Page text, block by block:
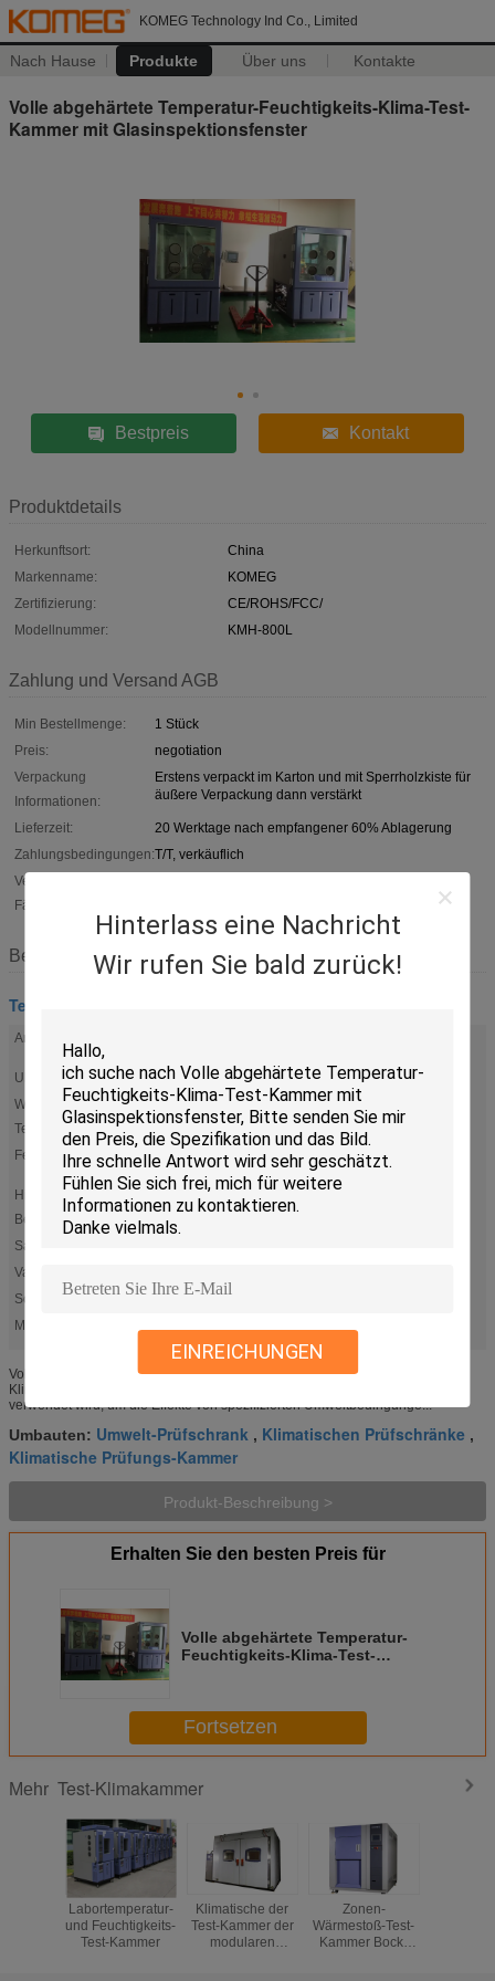
KOMEG Technology Ind Co., Limited
Nach Hause Produkte Über uns Kontakte
Hinterlass eine Nachricht
Wir rufen Sie bald zurück!
EINREICHUNGEN
Volle abgehärtete Temperatur-Feuchtigkeits-Klima-Test-
Kammer mit Glasinspektionsfenster
Bestpreis Kontakt
Produktdetails
Herkunftsort:
China
Markenname:
KOMEG
Zertifizierung:
CE/ROHS/FCC/
Modellnummer:
KMH-800L
Zahlung und Versand AGB
Min Bestellmenge:
1 Stück
Preis:
negotiation
Verpackung
Informationen:
Erstens verpackt im Karton und mit Sperrholzkiste für
äußere Verpackung dann verstärkt
Lieferzeit:
20 Werktage nach empfangener 60% Ablagerung
Zahlungsbedingungen:T/T, verkäuflich
Versorgungsmaterial-
Fähigkeit:
Beschreibung
Test-Klimakammer
Arten von KOMEG brennen Klimakammern ein:
Ultralow Temperatur-Test-Kammer:
Extreme Temperaturen
Wärmestoßtest chambers/ESS Schnell-klassige
Temp-Änderungs-Kammer:
Plötzliche und extreme
Temperaturänderungen
Feuchtigkeits-Kammern:
Feuchtigkeit oder relative
Luftfeuchtigkeit
Hitze-/Kältetest-Kammer, die Kammer der
Besucher ohne Voranmeldung:
Verwitterung
Salzsprühtest-Kammer:
Vakuumtrockner-Kammer-/Höhentest Kammer:
Solar-/geführte Test-Kammer:
Markieren:
Volles abgehärtetes Klima-Test-Kammer-Glasinspektionsfenster Anwendung:
Klimakammer wird auch Klimakammer genannt, ist eine Einschließung, die
verwendet wird, um die Effekte von spezifizierten Umweltbedingunge...
Umbauten: Umwelt-Prüfschrank , Klimatischen Prüfschränke ,
Klimatische Prüfungs-Kammer
Produkt-Beschreibung >
Erhalten Sie den besten Preis für
Volle abgehärtete Temperatur-
Feuchtigkeits-Klima-Test-
Fortsetzen
Mehr Test-Klimakammer
Labortemperatur-
und Feuchtigkeits-
Test-Kammer
Klimatische der
Test-Kammer der
modularen
Zonen-
Wärmestoß-Test-
Kammer Bock-